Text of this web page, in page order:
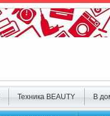
Техника BEAUTY В